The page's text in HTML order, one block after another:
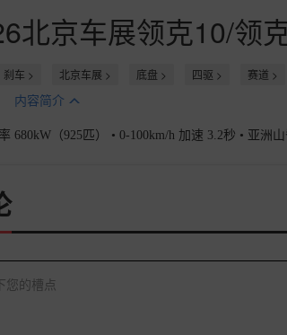
北京车展领克10/领
刹车 > 北京车展 > 底盘 > 四驱 > 赛道 >
内容简介
680kW（925匹） • 0-100km/h 加速 3.2秒 • 亚洲
您的槽点